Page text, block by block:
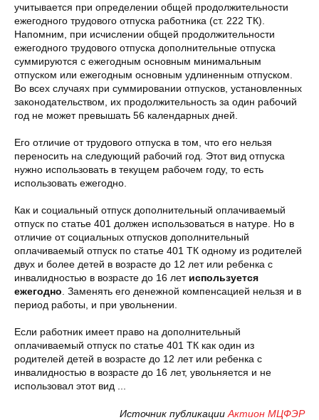
учитывается при определении общей продолжительности
ежегодного трудового отпуска работника (ст. 222 ТК).
Напомним, при исчислении общей продолжительности
ежегодного трудового отпуска дополнительные отпуска
суммируются с ежегодным основным минимальным
отпуском или ежегодным основным удлиненным отпуском.
Во всех случаях при суммировании отпусков, установленных
законодательством, их продолжительность за один рабочий
год не может превышать 56 календарных дней.
Его отличие от трудового отпуска в том, что его нельзя
переносить на следующий рабочий год. Этот вид отпуска
нужно использовать в текущем рабочем году, то есть
использовать ежегодно.
Как и социальный отпуск дополнительный оплачиваемый
отпуск по статье 401 должен использоваться в натуре. Но в
отличие от социальных отпусков дополнительный
оплачиваемый отпуск по статье 401 ТК одному из родителей
двух и более детей в возрасте до 12 лет или ребенка с
инвалидностью в возрасте до 16 лет используется
ежегодно . Заменять его денежной компенсацией нельзя и в
период работы, и при увольнении.
Если работник имеет право на дополнительный
оплачиваемый отпуск по статье 401 ТК как один из
родителей детей в возрасте до 12 лет или ребенка с
инвалидностью в возрасте до 16 лет, увольняется и не
использовал этот вид ...
Источник публикации Актион МЦФЭР